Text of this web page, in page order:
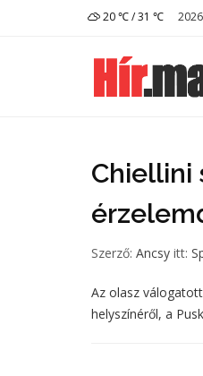
20 ℃ / 31 ℃
Chiellini
Szerző: Ancsy itt:
Az olasz
helyszínéről, a